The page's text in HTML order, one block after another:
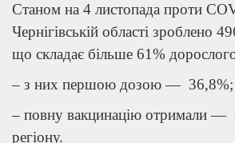
Станом на 4 листопада проти
Чернігівській області зроблено
що складає більше 61%
– з них першою дозою — 36,8%;
– повну вакцинацію отримали —
регіону.